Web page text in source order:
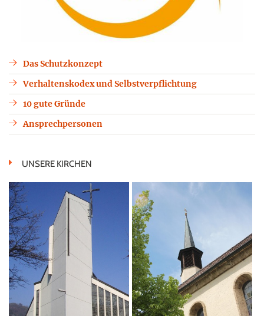
Das Schutzkonzept
Verhaltenskodex und Selbstverpflichtung
10 gute Gründe
Ansprechpersonen
UNSERE KIRCHEN